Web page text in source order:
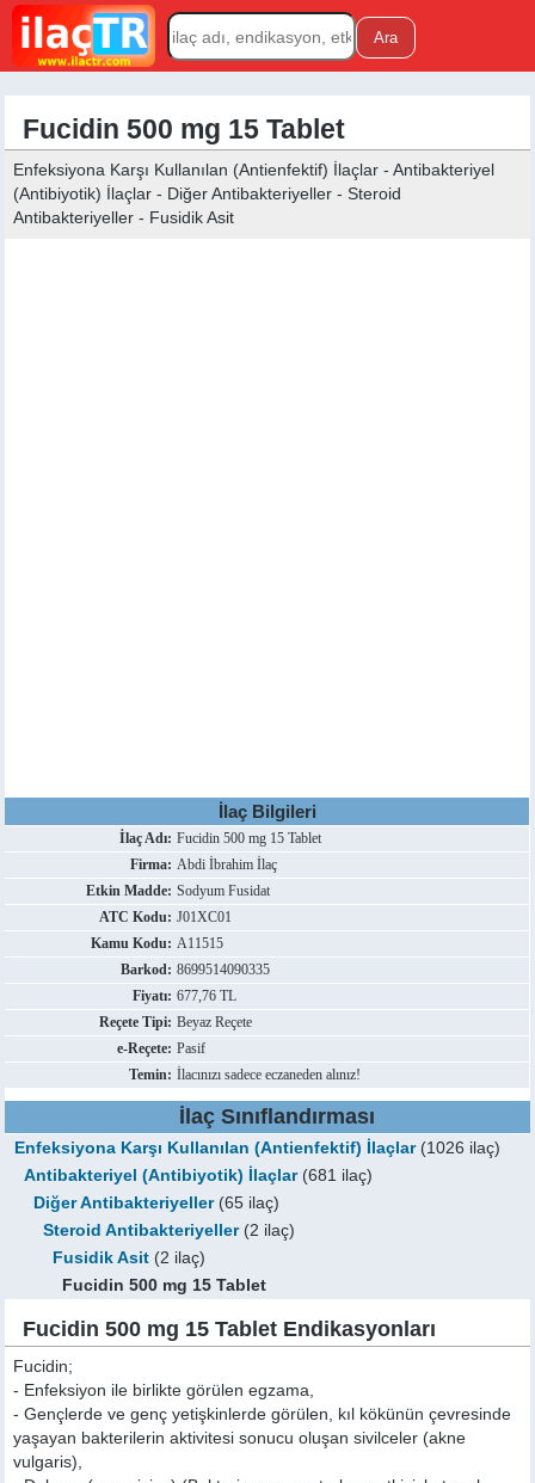
Fucidin 500 mg 15 Tablet
Enfeksiyona Karşı Kullanılan (Antienfektif) İlaçlar - Antibakteriyel
(Antibiyotik) İlaçlar - Diğer Antibakteriyeller - Steroid
Antibakteriyeller - Fusidik Asit
İlaç Bilgileri
İlaç Adı: Fucidin 500 mg 15 Tablet
Firma: Abdi İbrahim İlaç
Etkin Madde: Sodyum Fusidat
ATC Kodu: J01XC01
Kamu Kodu: A11515
Barkod: 8699514090335
Fiyatı: 677,76 TL
Reçete Tipi: Beyaz Reçete
e-Reçete: Pasif
Temin: İlacınızı sadece eczaneden alınız!
İlaç Sınıflandırması
Enfeksiyona Karşı Kullanılan (Antienfektif) İlaçlar(1026 ilaç)
Antibakteriyel (Antibiyotik) İlaçlar(681 ilaç)
Diğer Antibakteriyeller(65 ilaç)
Steroid Antibakteriyeller(2 ilaç)
Fusidik Asit (2 ilaç)
Fucidin 500 mg 15 Tablet
Fucidin 500 mg 15 Tablet Endikasyonları
Fucidin;
- Enfeksiyon ile birlikte görülen egzama,
- Gençlerde ve genç yetişkinlerde görülen, kıl kökünün çevresinde
yaşayan bakterilerin aktivitesi sonucu oluşan sivilceler (akne
vulgaris),